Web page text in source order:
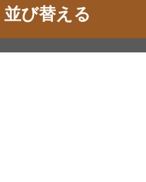
び替える